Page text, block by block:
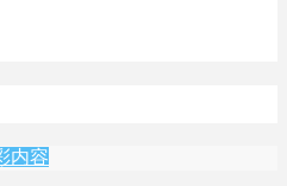
内容